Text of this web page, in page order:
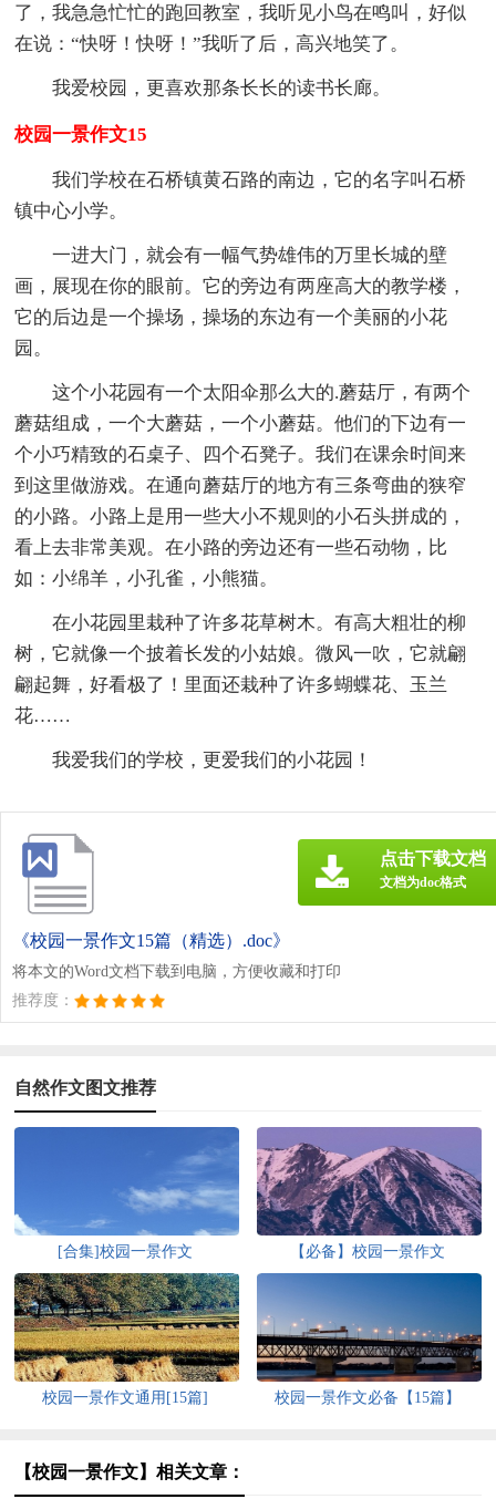
了，我急急忙忙的跑回教室，我听见小鸟在鸣叫，好似
在说：“快呀！快呀！”我听了后，高兴地笑了。
我爱校园，更喜欢那条长长的读书长廊。
校园一景作文15
我们学校在石桥镇黄石路的南边，它的名字叫石桥
镇中心小学。
一进大门，就会有一幅气势雄伟的万里长城的壁
画，展现在你的眼前。它的旁边有两座高大的教学楼，
它的后边是一个操场，操场的东边有一个美丽的小花
园。
这个小花园有一个太阳伞那么大的.蘑菇厅，有两个
蘑菇组成，一个大蘑菇，一个小蘑菇。他们的下边有一
个小巧精致的石桌子、四个石凳子。我们在课余时间来
到这里做游戏。在通向蘑菇厅的地方有三条弯曲的狭窄
的小路。小路上是用一些大小不规则的小石头拼成的，
看上去非常美观。在小路的旁边还有一些石动物，比
如：小绵羊，小孔雀，小熊猫。
在小花园里栽种了许多花草树木。有高大粗壮的柳
树，它就像一个披着长发的小姑娘。微风一吹，它就翩
翩起舞，好看极了！里面还栽种了许多蝴蝶花、玉兰
花……
我爱我们的学校，更爱我们的小花园！
《校园一景作文15篇（精选）.doc》
将本文的Word文档下载到电脑，方便收藏和打印
推荐度：
点击下载文档
文档为doc格式
自然作文图文推荐
[合集]校园一景作文 【必备】校园一景作文
校园一景作文通用[15篇] 校园一景作文必备【15篇】
【校园一景作文】相关文章：